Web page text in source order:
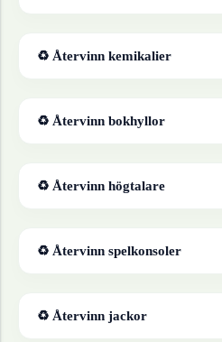
♻ Återvinn kemikalier
♻ Återvinn bokhyllor
♻ Återvinn högtalare
♻ Återvinn spelkonsoler
♻ Återvinn jackor